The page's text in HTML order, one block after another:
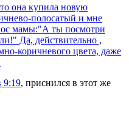
она купила новую
полосатый и мне
мамы:"А ты посмотри
Да, действительно ,
коричневого цвета, даже
9:19, приснился в этот же